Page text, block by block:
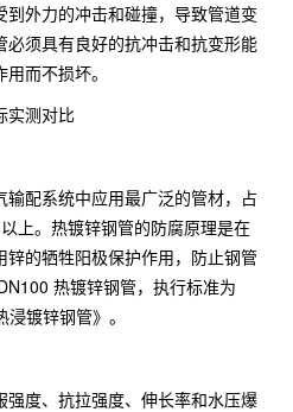
外力的冲击和碰撞，导致管道变
须具有良好的抗冲击和抗变形能
而不损坏。
实测对比
配系统中应用最广泛的管材，占
上。热镀锌钢管的防腐原理是在
的牺牲阳极保护作用，防止钢管
热镀锌钢管，执行标准为
镀锌钢管》。
强度、抗拉强度、伸长率和水压爆